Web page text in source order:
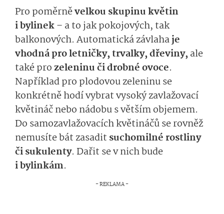
Pro poměrněvelkou skupinu květin
i bylinek– a to jak pokojových, tak
balkonových. Automatická závlahaje
vhodná pro letničky, trvalky, dřeviny,ale
také prozeleninu či drobné ovoce.
Například pro plodovou zeleninu se
konkrétně hodí vybrat vysoký zavlažovací
květináč nebo nádobu s větším objemem.
Do samozavlažovacích květináčů se rovněž
nemusíte bát zasadit suchomilné rostliny
či sukulenty. Dařit se v nich bude
i bylinkám.